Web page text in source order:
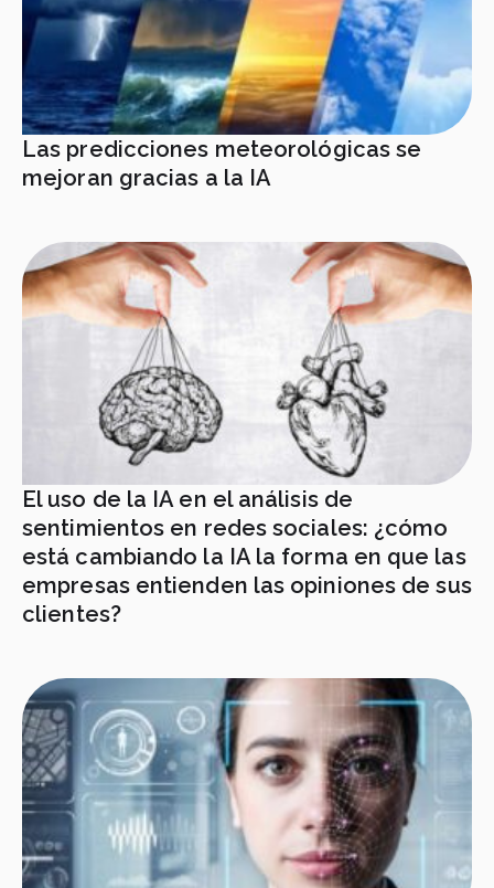
Las predicciones meteorológicas se
mejoran gracias a la IA
El uso de la IA en el análisis de
sentimientos en redes sociales: ¿cómo
está cambiando la IA la forma en que las
empresas entienden las opiniones de sus
clientes?